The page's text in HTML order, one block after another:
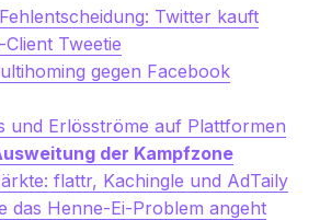
Twitter kauft
Tweetie
gegen Facebook
und Erlösströme auf Plattformen
der Kampfzone
flattr, Kachingle und AdTaily
das Henne-Ei-Problem angeht